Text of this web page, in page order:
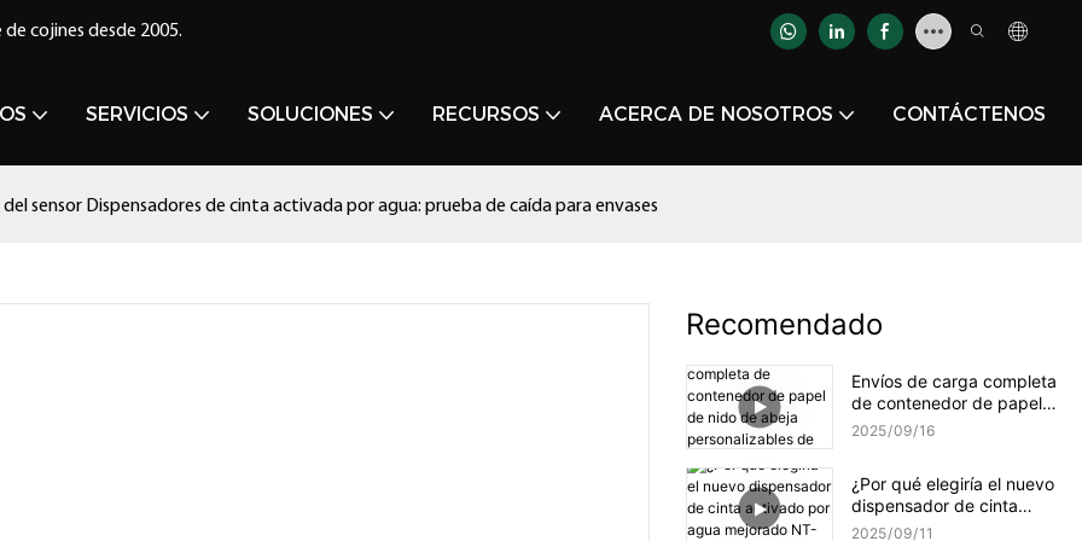
cojines desde 2005.
SERVICIOS SOLUCIONES RECURSOS ACERCA DE NOSOTROS CONTÁCTENOS
del sensor Dispensadores de cinta activada por agua: prueba de caída para envases
Recomendado
Envíos de carga completa
de contenedor de papel
de nido de abeja
2025 09 16
¿Por qué elegiría el nuevo
dispensador de cinta
activado por agua
2025 09 11